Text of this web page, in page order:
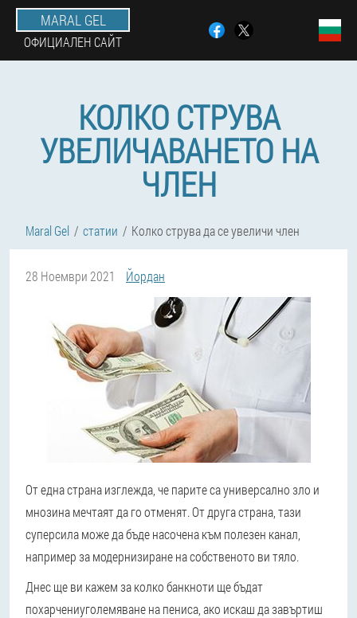
MARAL GEL
ОФИЦИАЛЕН САЙТ
КОЛКО СТРУВА
УВЕЛИЧАВАНЕТО НА
ЧЛЕН
Maral Gel статии Колко струва да се увеличи член
28 Ноември 2021 Йордан
От една страна изглежда, че парите са универсално зло и
мнозина мечтаят да го отменят. От друга страна, тази
суперсила може да бъде насочена към полезен канал,
например за модернизиране на собственото ви тяло.
Днес ще ви кажем за колко банкноти ще бъдат
похарчениуголемяване на пениса , ако искаш да завъртиш